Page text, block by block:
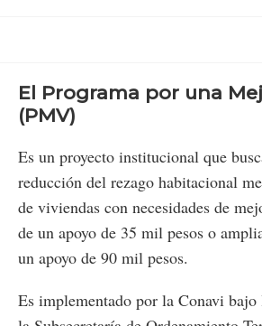
El Programa por una
(PMV)
Es un proyecto institucional que
reducción del rezago habitacional
de viviendas con necesidades de
de un apoyo de 35 mil pesos o
un apoyo de 90 mil pesos.
Es implementado por la Conavi